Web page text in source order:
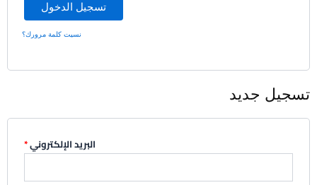
تسجيل الدخول
نسيت كلمة مرورك؟
تسجيل جديد
البريد الإلكتروني*